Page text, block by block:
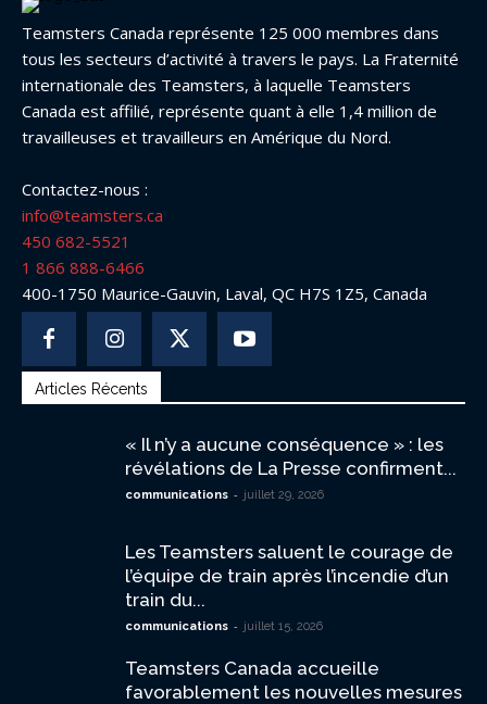
Teamsters Canada représente 125 000 membres dans
tous les secteurs d’activité à travers le pays. La Fraternité
internationale des Teamsters, à laquelle Teamsters
Canada est affilié, représente quant à elle 1,4 million de
travailleuses et travailleurs en Amérique du Nord.
Contactez-nous :
info@teamsters.ca
450 682-5521
1 866 888-6466
400-1750 Maurice-Gauvin, Laval, QC H7S 1Z5, Canada
Articles Récents
« Il n’y a aucune conséquence » : les
révélations de La Presse confirment...
communications - juillet 29, 2026
Les Teamsters saluent le courage de
l’équipe de train après l’incendie d’un
train du...
communications - juillet 15, 2026
Teamsters Canada accueille
favorablement les nouvelles mesures